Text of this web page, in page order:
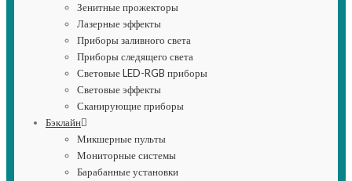
Зенитные прожекторы
Лазерные эффекты
Приборы заливного света
Приборы следящего света
Световые LED-RGB приборы
Световые эффекты
Сканирующие приборы
Бэклайн
Микшерные пульты
Мониторные системы
Барабанные установки